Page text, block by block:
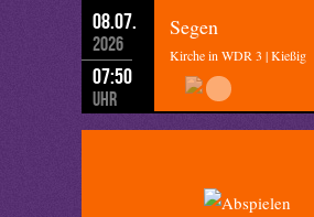
08.07.
2026
07:50
Uhr
Segen
Kirche in WDR 3 | Kießig